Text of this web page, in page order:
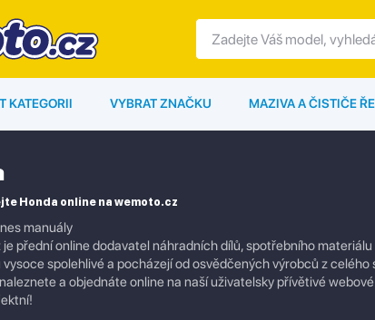
KATEGORII VYBRAT ZNAČKU MAZIVA A ČISTIČE
Honda online na wemoto.cz
manuály
přední online dodavatel náhradních dílů, spotřebního
vysoce spolehlivé a pocházejí od osvědčených výrobců z
a objednáte online na naší uživatelsky přívětivé